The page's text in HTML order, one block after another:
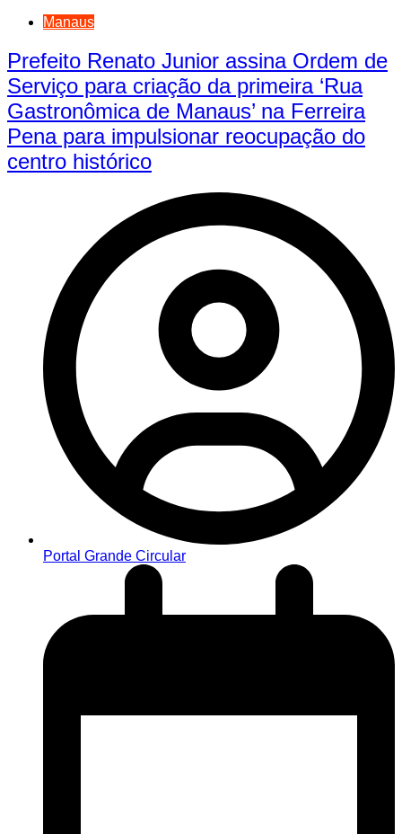
Manaus
Prefeito Renato Junior assina Ordem de
Serviço para criação da primeira ‘Rua
Gastronômica de Manaus’ na Ferreira
Pena para impulsionar reocupação do
centro histórico
Portal Grande Circular